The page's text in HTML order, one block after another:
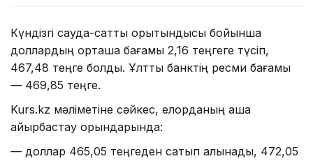
Күндізгі сауда-саттық қорытындысы бойынша
доллардың орташа бағамы 2,16 теңгеге түсіп,
467,48 теңге болды. Ұлттық банктің ресми бағамы
— 469,85 теңге.
Kurs.kz мәліметіне сәйкес, елорданың ақша
айырбастау орындарында:
— доллар 465,05 теңгеден сатып алынады, 472,05